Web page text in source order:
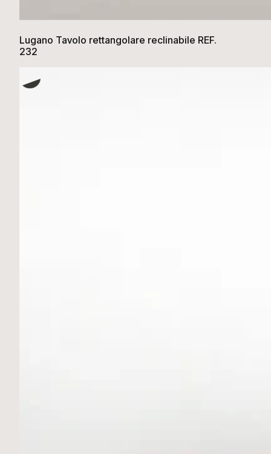
Lugano Tavolo rettangolare reclinabile REF.
232